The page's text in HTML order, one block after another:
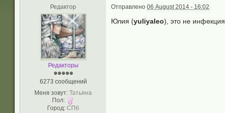
Редактор
Редакторы
6273 сообщений
Меня зовут: Татьяна
Пол:
Город: СПб
Отправлено 06 August 2014 - 16:02
Юлия (yuliyaleo), это не инфекция.